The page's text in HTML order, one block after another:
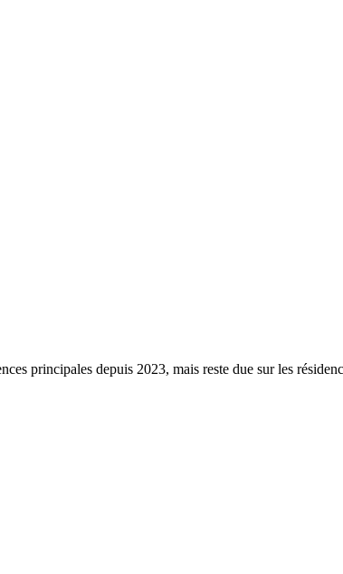
principales depuis 2023, mais reste due sur les